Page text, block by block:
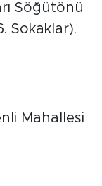
Söğütönü
Sokaklar).
Mahallesi